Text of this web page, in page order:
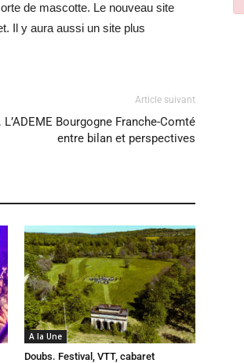
de mascotte. Le nouveau site
Il y aura aussi un site plus
Article suivant
L’ADEME Bourgogne Franche-Comté
entre bilan et perspectives
A la Une
Doubs. Festival, VTT, cabaret